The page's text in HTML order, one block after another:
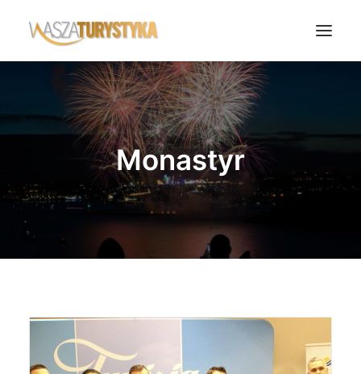
Księga wspomnień
Biura podróży
Noclegi
Polska
Świat
Wasze Podróże
Monastyr